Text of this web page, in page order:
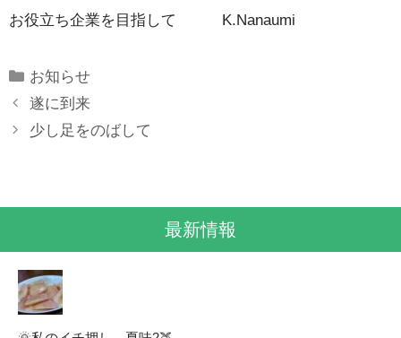
お役立ち企業を目指して K.Nanaumi
Categories
お知らせ
遂に到来
少し足をのばして
最新情報